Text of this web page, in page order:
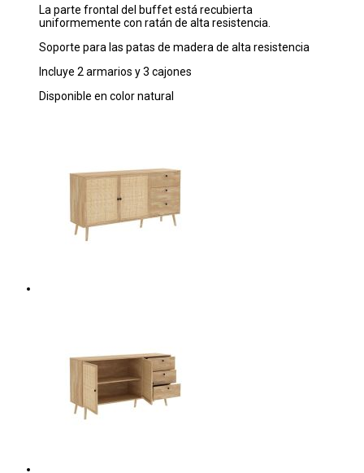
La parte frontal del buffet está recubierta
uniformemente con ratán de alta resistencia.
Soporte para las patas de madera de alta resistencia
Incluye 2 armarios y 3 cajones
Disponible en color natural